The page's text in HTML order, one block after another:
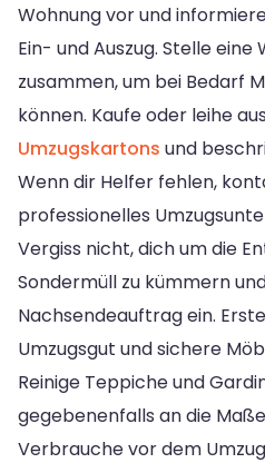
Wohnung vor und
Ein- und Auszug. Stelle eine
zusammen, um bei Bedarf
können. Kaufe oder leihe
Umzugskartons und
Wenn dir Helfer fehlen,
professionelles
Vergiss nicht, dich um die
Sondermüll zu kümmern
Nachsendeauftrag ein.
Umzugsgut und sichere
Reinige Teppiche und
gegebenenfalls an die
Verbrauche vor dem